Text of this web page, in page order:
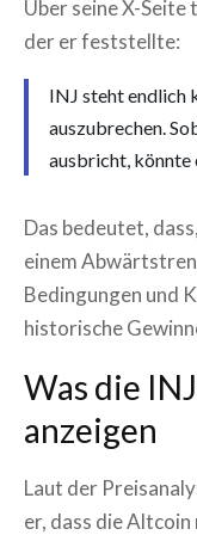
Über seine X-
der er feststellte:
INJ steht endlich
auszubrechen.
ausbricht, könnte
Das bedeutet,
einem
Bedingungen und
historische
Was die
anzeigen
Laut der
er, dass die